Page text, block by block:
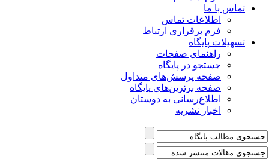
با ما
اطلاعات تماس
فرم برقراری ارتباط
پایگاه
راهنمای صفحات
جستجو در پایگاه
صفحه پرسش‌های متداول
صفحه برترین‌های پایگاه
اطلاع‌رسانی به دوستان
اخبار نشریه